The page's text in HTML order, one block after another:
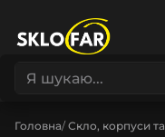
Головна Скло, корпуси